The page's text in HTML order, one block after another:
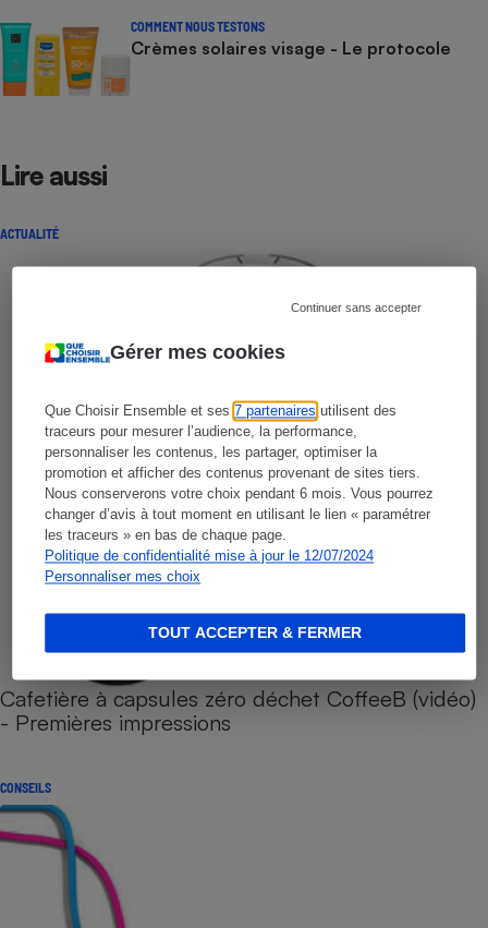
Gérer mes cookies
Que Choisir Ensemble et ses7 partenaires utilisent des
traceurs pour mesurer l’audience, la performance,
personnaliser les contenus, les partager, optimiser la
promotion et afficher des contenus provenant de sites tiers.
Nous conserverons votre choix pendant 6 mois. Vous pourrez
changer d’avis à tout moment en utilisant le lien « paramétrer
les traceurs » en bas de chaque page.
Politique de confidentialité mise à jour le 12/07/2024
Personnaliser mes choix
Continuer sans accepter
TOUT ACCEPTER & FERMER
COMMENT NOUS TESTONS
Crèmes solaires visage - Le protocole
Lire aussi
ACTUALITÉ
Cafetière à capsules zéro déchet CoffeeB (vidéo)
- Premières impressions
CONSEILS